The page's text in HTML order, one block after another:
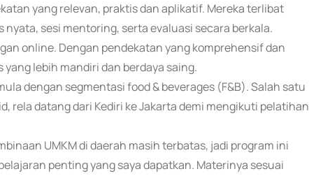
yang relevan, praktis dan aplikatif. Mereka terlibat
sesi mentoring, serta evaluasi secara berkala.
online. Dengan pendekatan yang komprehensif dan
lebih mandiri dan berdaya saing.
dengan segmentasi food & beverages (F&B). Salah satu
rela datang dari Kediri ke Jakarta demi mengikuti pelatihan
UMKM di daerah masih terbatas, jadi program ini
penting yang saya dapatkan. Materinya sesuai